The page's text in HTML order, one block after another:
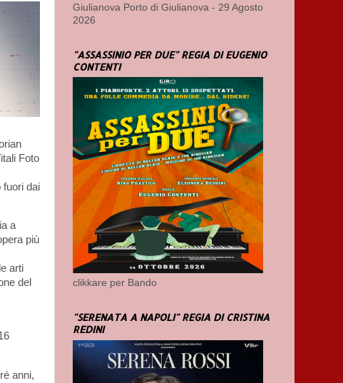
Foto
fuori dai
a
più
arti
del
anni,
Giulianova Porto di Giulianova - 29 Agosto
2026
"ASSASSINIO PER DUE" REGIA DI EUGENIO
CONTENTI
clikkare per Bando
"SERENATA A NAPOLI" REGIA DI CRISTINA
REDINI